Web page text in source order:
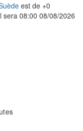
est de +0
sera 08:00 08/08/2026